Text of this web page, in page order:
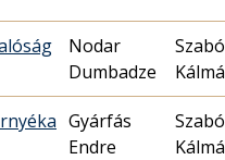
Nodar
Dumbadze
Szabó
Gyárfás
Endre
Szabó